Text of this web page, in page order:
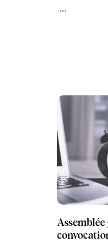
poster ou
...
Assemblée